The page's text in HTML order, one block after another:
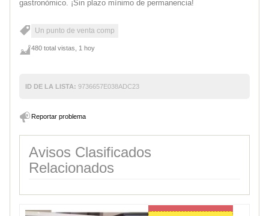
gastronómico. ¡Sin plazo mínimo de permanencia!
Un punto de venta comp
480 total vistas, 1 hoy
ID DE LA LISTA: 9736657E038ADC23
Reportar problema
Avisos Clasificados
Relacionados